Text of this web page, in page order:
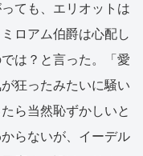
ても、エリオットは
ロアム伯爵は心配し
は？と言った。「愛
狂ったみたいに騒い
ら当然恥ずかしいと
らないが、イーデル